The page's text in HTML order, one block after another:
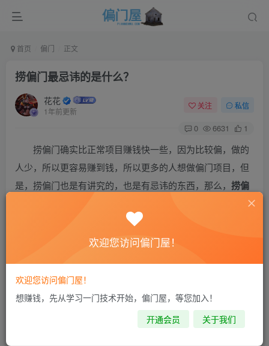
首页 偏门 正文
捞偏门最忌讳的是什么？
花花
1年前更新
关注 私信
0 6631 1
捞偏门确实比正常项目赚钱快一些，因为比较偏，做的
人少，所以更容易赚到钱，所以更多的人想做偏门项目，但
是，捞偏门也是有讲究的，也是有忌讳的东西，那么， 捞偏
门又属于冷门，就是干的人少罢了，也有很多偏门是合法的
较偏门的行业，还有专业捞尸人，干的人也比较少，还有守
灵人等等，这些行业，很少有人去干，但是，哪个行业都很
赚钱。所以，说捞偏门是做违法的事情，是不对的。
欢迎您访问偏门屋！
欢迎您访问偏门屋！
想赚钱，先从学习一门技术开始，偏门屋，等您加入！
开通会员
关于我们